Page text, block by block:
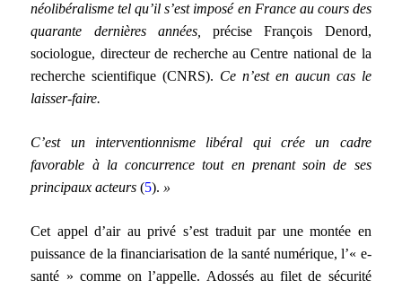
néolibéralisme tel qu’il s’est imposé en France au cours des
quarante dernières années,précise François Denord,
sociologue, directeur de recherche au Centre national de la
recherche scientifique (CNRS). Ce n’est en aucun cas le
laisser-faire.
C’est un interventionnisme libéral qui crée un cadre
favorable à la concurrence tout en prenant soin de ses
principaux acteurs(5). »
Cet appel d’air au privé s’est traduit par une montée en
puissance de la financiarisation de la santé numérique, l’« e-
santé » comme on l’appelle. Adossés au filet de sécurité